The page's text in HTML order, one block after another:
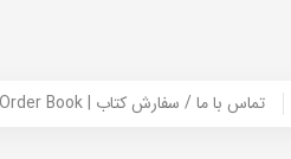
Contact Us / Order Book | تماس با ما / سفارش کتاب